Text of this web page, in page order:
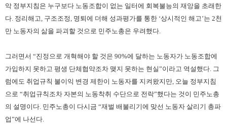
악 정부지침은 누구보다 노동조합이 없는 일터에 회복불능의 재앙을 초래한
다. 정리해고, 구조조정, 명퇴에 더해 성과평가를 통한 ‘상시적인 해고’는 2천
만 노동자의 삶을 파괴할 것으로 민주노총은 우려했다.
그러면서 “진정으로 개혁해야 할 것은 90%에 달하는 노동자가 노동조합에
가입하지 못하고 평생 단체협약조차 맺지 못하는 현실”이라고 역설했다. 그
럼에도 취업규칙 불이익 변경 제한이 노동자를 지켜왔지만, 오늘 정부지침
으로 “취업규칙조차 자본의 노동착취 수단으로 전락”했다는 것이 민주노총
의 설명이다. 민주노총이 다시금 “재벌 배불리기에 맞선 노동자 살리기 총파
업”에 나선다.